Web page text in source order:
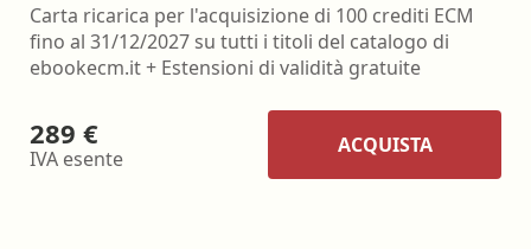
Carta ricarica per l'acquisizione di 100 crediti ECM
fino al 31/12/2027 su tutti i titoli del catalogo di
ebookecm.it + Estensioni di validità gratuite
289 €
IVA esente
ACQUISTA